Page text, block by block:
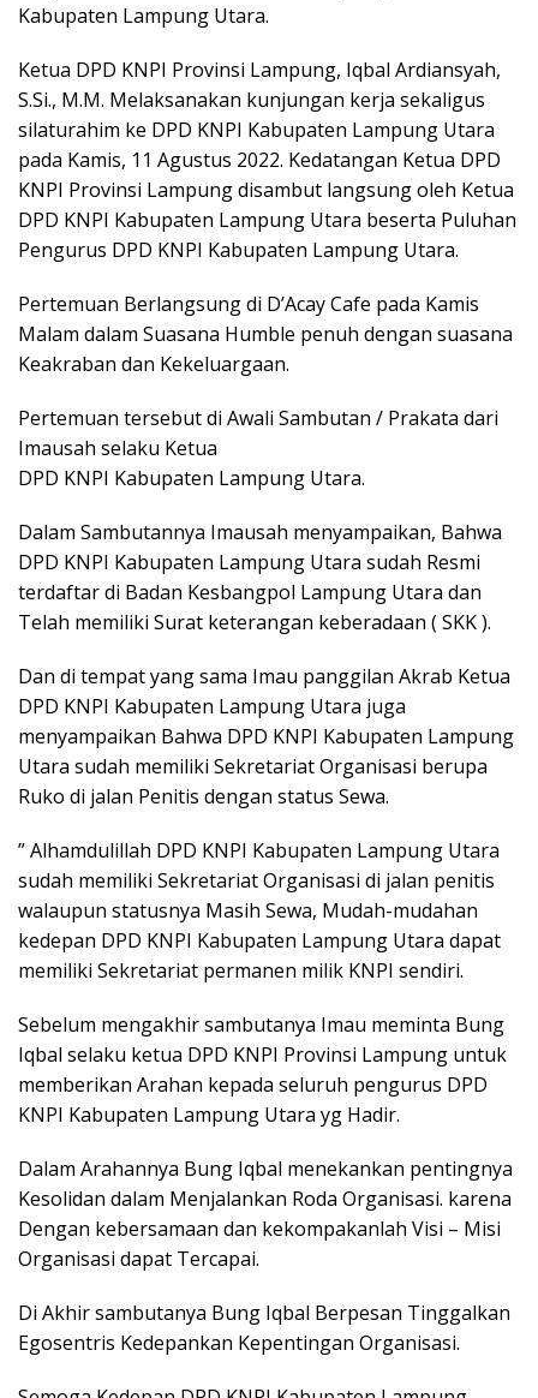
Kabupaten Lampung Utara.
Ketua DPD KNPI Provinsi Lampung, Iqbal Ardiansyah,
S.Si., M.M. Melaksanakan kunjungan kerja sekaligus
silaturahim ke DPD KNPI Kabupaten Lampung Utara
pada Kamis, 11 Agustus 2022. Kedatangan Ketua DPD
KNPI Provinsi Lampung disambut langsung oleh Ketua
DPD KNPI Kabupaten Lampung Utara beserta Puluhan
Pengurus DPD KNPI Kabupaten Lampung Utara.
Pertemuan Berlangsung di D’Acay Cafe pada Kamis
Malam dalam Suasana Humble penuh dengan suasana
Keakraban dan Kekeluargaan.
Pertemuan tersebut di Awali Sambutan / Prakata dari
Imausah selaku Ketua
DPD KNPI Kabupaten Lampung Utara.
Dalam Sambutannya Imausah menyampaikan, Bahwa
DPD KNPI Kabupaten Lampung Utara sudah Resmi
terdaftar di Badan Kesbangpol Lampung Utara dan
Telah memiliki Surat keterangan keberadaan ( SKK ).
Dan di tempat yang sama Imau panggilan Akrab Ketua
DPD KNPI Kabupaten Lampung Utara juga
menyampaikan Bahwa DPD KNPI Kabupaten Lampung
Utara sudah memiliki Sekretariat Organisasi berupa
Ruko di jalan Penitis dengan status Sewa.
” Alhamdulillah DPD KNPI Kabupaten Lampung Utara
sudah memiliki Sekretariat Organisasi di jalan penitis
walaupun statusnya Masih Sewa, Mudah-mudahan
kedepan DPD KNPI Kabupaten Lampung Utara dapat
memiliki Sekretariat permanen milik KNPI sendiri.
Sebelum mengakhir sambutanya Imau meminta Bung
Iqbal selaku ketua DPD KNPI Provinsi Lampung untuk
memberikan Arahan kepada seluruh pengurus DPD
KNPI Kabupaten Lampung Utara yg Hadir.
Dalam Arahannya Bung Iqbal menekankan pentingnya
Kesolidan dalam Menjalankan Roda Organisasi. karena
Dengan kebersamaan dan kekompakanlah Visi – Misi
Organisasi dapat Tercapai.
Di Akhir sambutanya Bung Iqbal Berpesan Tinggalkan
Egosentris Kedepankan Kepentingan Organisasi.